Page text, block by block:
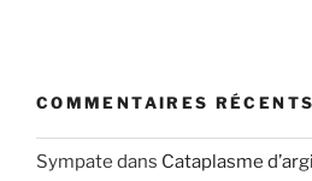
COMMENTAIRES RÉCENTS
Sympate dans Cataplasme